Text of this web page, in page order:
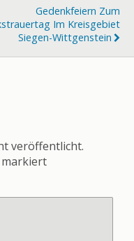
Gedenkfeiern Zum
Im Kreisgebiet
Siegen-Wittgenstein
veröffentlicht.
markiert